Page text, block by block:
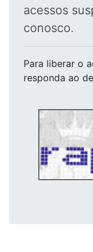
acessos
conosco.
Para liberar o
responda ao